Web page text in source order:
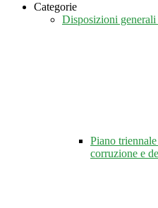
Categorie
Disposizioni generali
Piano
corruzione e